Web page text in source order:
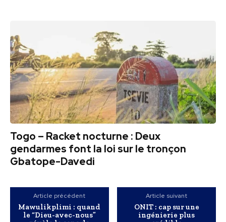
Togo – Racket nocturne : Deux
gendarmes font la loi sur le tronçon
Gbatope-Davedi
Article précédent
Mawulikplimi : quand
le “Dieu-avec-nous”
Article suivant
ONIT : cap sur une
ingénierie plus